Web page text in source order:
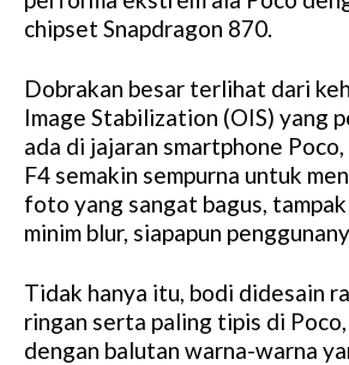
chipset Snapdragon 870.
Dobrakan besar terlihat dari
Image Stabilization (OIS) yang
ada di jajaran smartphone
F4 semakin sempurna untuk
foto yang sangat bagus,
minim blur, siapapun
Tidak hanya itu, bodi didesain
ringan serta paling tipis di Poco,
dengan balutan warna-warna